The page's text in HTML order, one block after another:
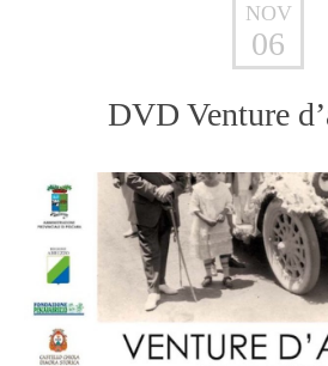
NOV
06
DVD Venture